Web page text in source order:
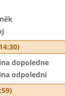
dopoledne
odpolední